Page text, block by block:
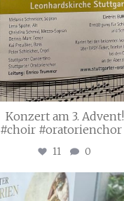
Konzert am 3. Advent!
#choir #oratorienchor
11 0
stuttgarter_oratorienchor
Juli 23